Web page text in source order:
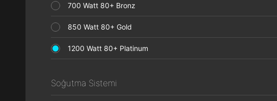
700 Watt 80+ Bronz
850 Watt 80+ Gold
1200 Watt 80+ Platinum
Soğutma Sistemi